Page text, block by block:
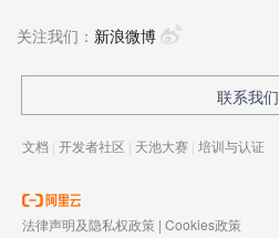
关注我们： 新浪微博
联系我们
文档 | 开发者社区 | 天池大赛 | 培训与认证
法律声明及隐私权政策 | Cookies政策